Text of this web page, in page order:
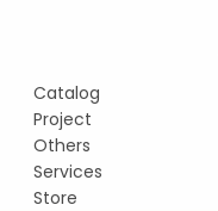
Catalog
Project
Others
Services
Store